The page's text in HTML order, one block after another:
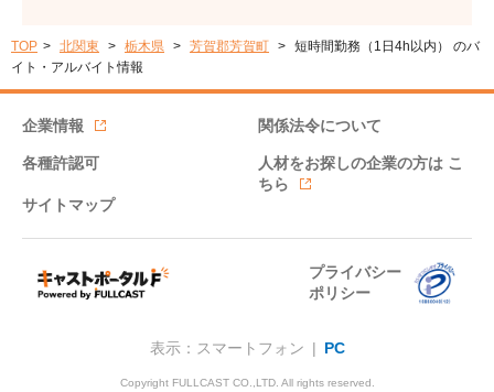
TOP 北関東 栃木県 芳賀郡芳賀町
短時間勤務（1日4h以内） のバ
イト・アルバイト情報
企業情報 関係法令について
各種許認可 人材をお探しの企業の方は こ
ちら
サイトマップ
プライバシー
ポリシー
表示：スマートフォン | PC
Copyright FULLCAST CO.,LTD. All rights reserved.